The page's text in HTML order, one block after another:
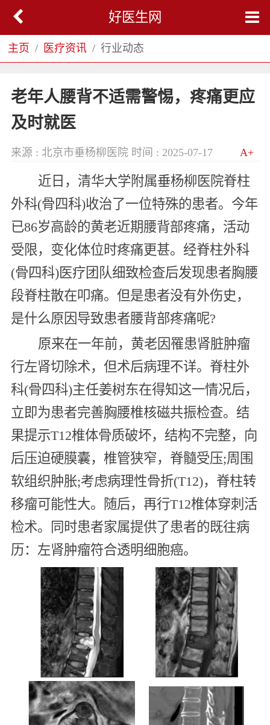
好医生网
主页 医疗资讯 行业动态
老年人腰背不适需警惕，疼痛更应
及时就医
来源 : 北京市垂杨柳医院 时间 : 2025-07-17 A+
近日，清华大学附属垂杨柳医院脊柱
外科(骨四科)收治了一位特殊的患者。今年
已86岁高龄的黄老近期腰背部疼痛，活动
受限，变化体位时疼痛更甚。经脊柱外科
(骨四科)医疗团队细致检查后发现患者胸腰
段脊柱散在叩痛。但是患者没有外伤史，
是什么原因导致患者腰背部疼痛呢?
原来在一年前，黄老因罹患肾脏肿瘤
行左肾切除术，但术后病理不详。脊柱外
科(骨四科)主任姜树东在得知这一情况后，
立即为患者完善胸腰椎核磁共振检查。结
果提示T12椎体骨质破坏，结构不完整，向
后压迫硬膜囊，椎管狭窄，脊髓受压;周围
软组织肿胀;考虑病理性骨折(T12)，脊柱转
移瘤可能性大。随后，再行T12椎体穿刺活
检术。同时患者家属提供了患者的既往病
历：左肾肿瘤符合透明细胞癌。